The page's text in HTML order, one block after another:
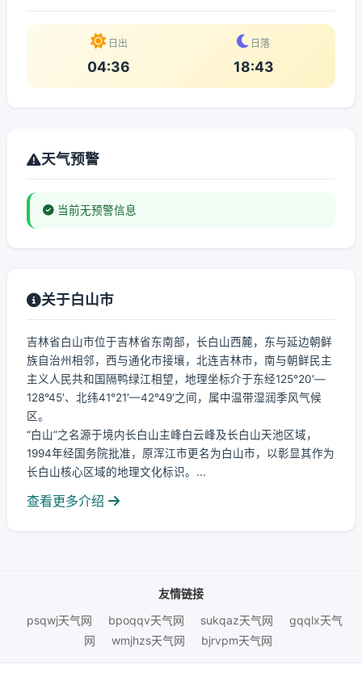
日出
04:36
日落
18:43
天气预警
当前无预警信息
关于白山市
吉林省白山市位于吉林省东南部，长白山西麓，东与延边朝鲜
族自治州相邻，西与通化市接壤，北连吉林市，南与朝鲜民主
主义人民共和国隔鸭绿江相望，地理坐标介于东经125°20′—
128°45′、北纬41°21′—42°49′之间，属中温带湿润季风气候
区。
“白山”之名源于境内长白山主峰白云峰及长白山天池区域，
1994年经国务院批准，原浑江市更名为白山市，以彰显其作为
长白山核心区域的地理文化标识。...
查看更多介绍
友情链接
psqwj天气网
bpoqqv天气网 sukqaz天气网
gqqlx天气
网
wmjhzs天气网 bjrvpm天气网